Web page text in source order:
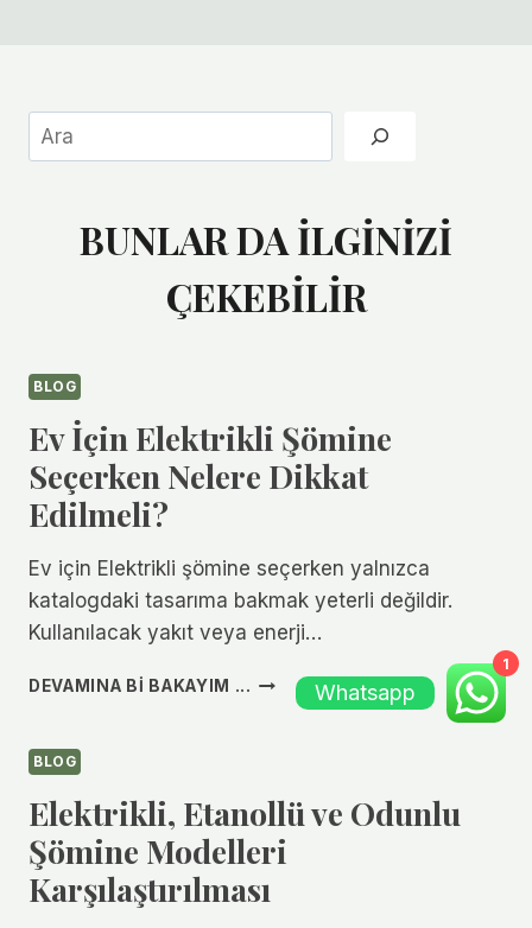
BUNLAR DA İLGİNİZİ
ÇEKEBİLİR
BLOG
Ev İçin Elektrikli Şömine
Seçerken Nelere Dikkat
Edilmeli?
Ev için Elektrikli şömine seçerken yalnızca
katalogdaki tasarıma bakmak yeterli değildir.
Kullanılacak yakıt veya enerji…
DEVAMINA BI BAKAYIM ... EV
NELERE
DIKKAT
EDILMELI?
BLOG
Elektrikli, Etanollü ve Odunlu
Şömine Modelleri
Karşılaştırılması
1
Whatsapp